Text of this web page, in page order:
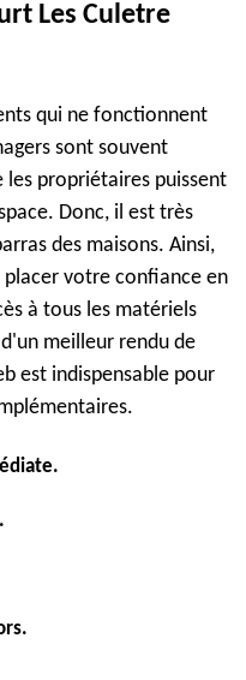
Les Culetre
qui ne fonctionnent
sont souvent
les propriétaires puissent
Donc, il est très
des maisons. Ainsi,
votre confiance en
à tous les matériels
meilleur rendu de
est indispensable pour